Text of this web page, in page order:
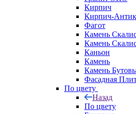
Кирпич
Кирпич-Антик
Фагот
Камень
Камень
Каньон
Камень
Камень
Фасадная
По цвету
Назад
По цвету